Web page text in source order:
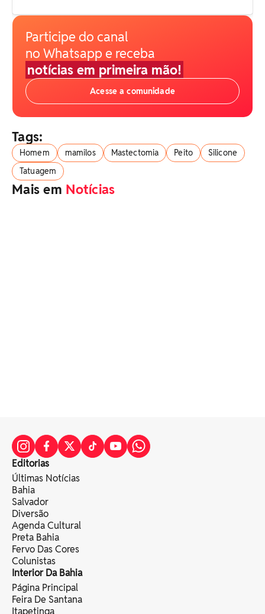
Participe do canal
no Whatsapp e receba
notícias em primeira mão!
Acesse a comunidade
Tags:
Homem mamilos Mastectomia Peito
Silicone
Tatuagem
Mais em Notícias
Editorias
Últimas Notícias
Bahia
Salvador
Diversão
Agenda Cultural
Preta Bahia
Fervo Das Cores
Colunistas
Interior Da Bahia
Página Principal
Feira De Santana
Itapetinga